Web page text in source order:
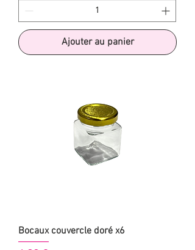
Ajouter au panier
Bocaux couvercle doré x6